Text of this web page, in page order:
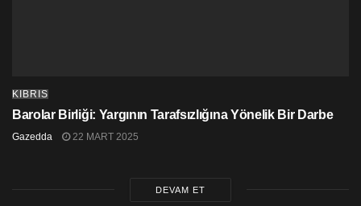
KIBRIS
Barolar Birliği: Yargının Tarafsızlığına Yönelik Bir Darbe
Gazedda 22 MART 2025
DEVAM ET